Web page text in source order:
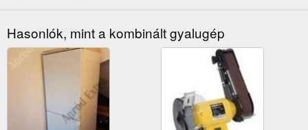
Hasonlók, mint a kombinált gyalugép